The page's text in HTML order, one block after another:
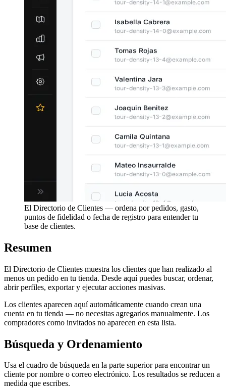
El Directorio de Clientes — ordena por pedidos, gasto,
puntos de fidelidad o fecha de registro para entender tu
base de clientes.
Resumen
El Directorio de Clientes muestra los clientes que han realizado al
menos un pedido en tu tienda. Desde aquí puedes buscar, ordenar,
abrir perfiles, exportar y ejecutar acciones masivas.
Los clientes aparecen aquí automáticamente cuando crean una
cuenta en tu tienda — no necesitas agregarlos manualmente. Los
compradores como invitados no aparecen en esta lista.
Búsqueda y Ordenamiento
Usa el cuadro de búsqueda en la parte superior para encontrar un
cliente por nombre o correo electrónico. Los resultados se reducen a
medida que escribes.